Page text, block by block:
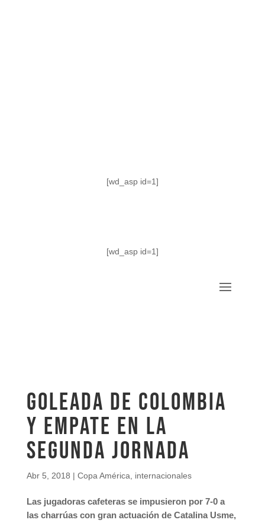
[wd_asp id=1]
[wd_asp id=1]
Goleada de Colombia
y empate en la
segunda jornada
Abr 5, 2018 | Copa América internacionales
Las jugadoras cafeteras se impusieron por 7-0 a
las charrúas con gran actuación de Catalina Usme,